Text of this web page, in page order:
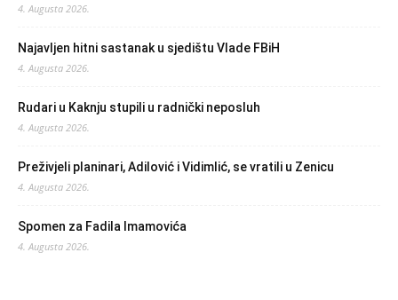
4. Augusta 2026.
Najavljen hitni sastanak u sjedištu Vlade FBiH
4. Augusta 2026.
Rudari u Kaknju stupili u radnički neposluh
4. Augusta 2026.
Preživjeli planinari, Adilović i Vidimlić, se vratili u Zenicu
4. Augusta 2026.
Spomen za Fadila Imamovića
4. Augusta 2026.